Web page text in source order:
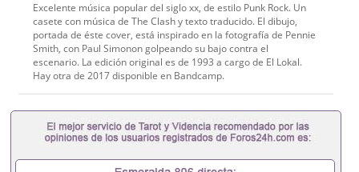
Excelente música popular del siglo xx, de estilo Punk Rock. Un
casete con música de The Clash y texto traducido. El dibujo,
portada de éste cover, está inspirado en la fotografía de Pennie
Smith, con Paul Simonon golpeando su bajo contra el
escenario. La edición original es de 1993 a cargo de El Lokal.
Hay otra de 2017 disponible en Bandcamp.